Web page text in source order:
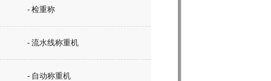
- 检重称
- 流水线称重机
- 自动称重机